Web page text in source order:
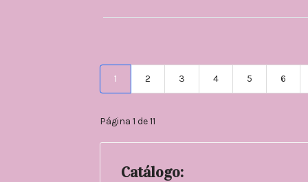
1 2 3 4 5 6
Página 1 de 11
Catálogo: